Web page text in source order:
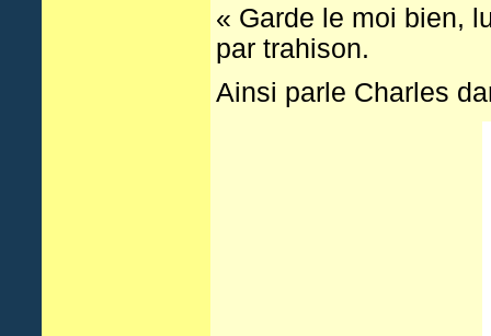
« Garde le moi bien,
par trahison.
Ainsi parle Charles